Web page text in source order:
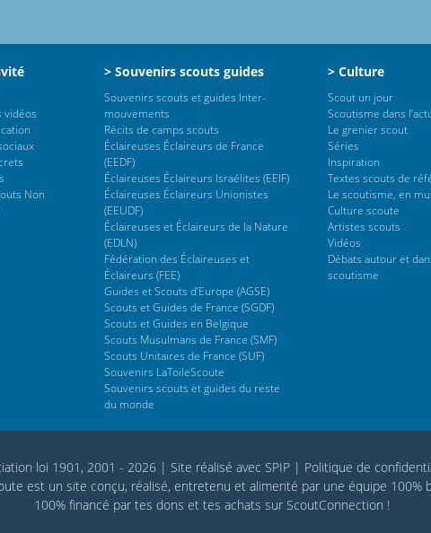
vidéos
Non
> Souvenirs scouts guides
Souvenirs scouts et guides Inter-
mouvements
Récits de camps scouts
Éclaireuses Éclaireurs de France
(EEDF)
Éclaireuses Éclaireurs Israélites (EEIF)
Éclaireuses Éclaireurs Unionistes
(EEUDF)
Éclaireuses et Éclaireurs de la Nature
(EDLN)
Fédération des Éclaireuses et
Éclaireurs (FEE)
Guides et Scouts d’Europe (AGSE)
Scouts et Guides de France (SGDF)
Scouts et Guides en Belgique
Scouts Musulmans de France (SMF)
Scouts Unitaires de France (SUF)
Souvenirs LaToileScoute
Souvenirs scouts et guides du reste
du monde
> Culture
Scout un jour
Scoutisme dans
Le grenier scout
Séries
Inspiration
Textes scouts de
Le scoutisme, en
Culture scoute
Artistes scouts
Vidéos
Débats autour et
scoutisme
loi 1901, 2001 - 2026| Site réalisé avec SPIP| Politique de
est un site conçu, réalisé, entretenu et alimenté par une équipe 100%
100% financé par tes dons et tes achats sur ScoutConnection !